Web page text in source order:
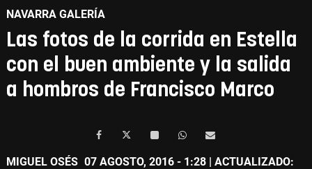
NAVARRA GALERÍA
Las fotos de la corrida en Estella
con el buen ambiente y la salida
a hombros de Francisco Marco
MIGUEL OSÉS 07 AGOSTO, 2016 - 1:28 | ACTUALIZADO: